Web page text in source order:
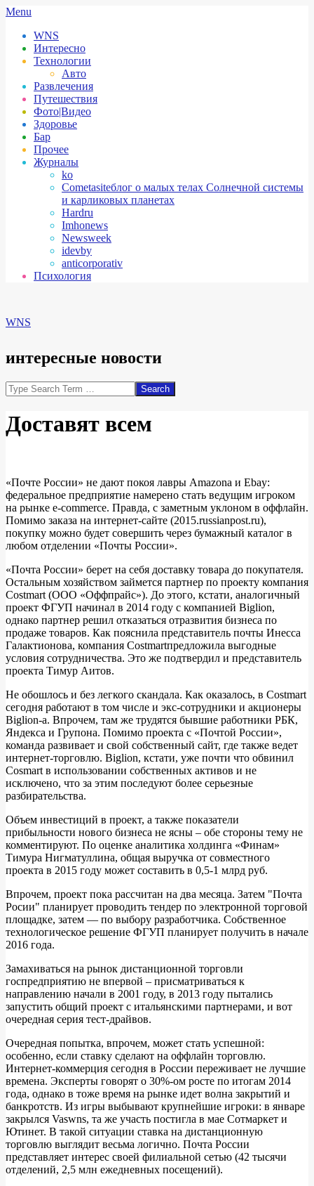
Skip
content
Secondary
Menu
Menu
WNS
Интересно
Технологии
Авто
Развлечения
Путешествия
Фото|Видео
Здоровье
Бар
Прочее
Журналы
ko
Cometasiteблог о малых телах Солнечной системы
и карликовых планетах
Hardru
Imhonews
Newsweek
idevby
anticorporativ
Психология
WNS
интересные новости
Search
Доставят всем
«Почте России» не дают покоя лавры Amazona и Ebay:
федеральное предприятие намерено стать ведущим игроком
на рынке e-commerce. Правда, с заметным уклоном в оффлайн.
Помимо заказа на интернет-сайте (2015.russianpost.ru),
покупку можно будет совершить через бумажный каталог в
любом отделении «Почты России».
«Почта России» берет на себя доставку товара до покупателя.
Остальным хозяйством займется партнер по проекту компания
Costmart (ООО «Оффпрайс»). До этого, кстати, аналогичный
проект ФГУП начинал в 2014 году с компанией Biglion,
однако партнер решил отказаться отразвития бизнеса по
продаже товаров. Как пояснила представитель почты Инесса
Галактионова, компания Costmartпредложила выгодные
условия сотрудничества. Это же подтвердил и представитель
проекта Тимур Аитов.
Не обошлось и без легкого скандала. Как оказалось, в Costmart
сегодня работают в том числе и экс-сотрудники и акционеры
Biglion-а. Впрочем, там же трудятся бывшие работники РБК,
Яндекса и Групона. Помимо проекта с «Почтой России»,
команда развивает и свой собственный сайт, где также ведет
интернет-торговлю. Biglion, кстати, уже почти что обвинил
Cosmart в использовании собственных активов и не
исключено, что за этим последуют более серьезные
разбирательства.
Объем инвестиций в проект, а также показатели
прибыльности нового бизнеса не ясны – обе стороны тему не
комментируют. По оценке аналитика холдинга «Финам»
Тимура Нигматуллина, общая выручка от совместного
проекта в 2015 году может составить в 0,5-1 млрд руб.
Впрочем, проект пока рассчитан на два месяца. Затем "Почта
Росии" планирует проводить тендер по электронной торговой
площадке, затем — по выбору разработчика. Собственное
технологическое решение ФГУП планирует получить в начале
2016 года.
Замахиваться на рынок дистанционной торговли
госпредприятию не впервой – присматриваться к
направлению начали в 2001 году, в 2013 году пытались
запустить общий проект с итальянскими партнерами, и вот
очередная серия тест-драйвов.
Очередная попытка, впрочем, может стать успешной:
особенно, если ставку сделают на оффлайн торговлю.
Интернет-коммерция сегодня в России переживает не лучшие
времена. Эксперты говорят о 30%-ом росте по итогам 2014
года, однако в тоже время на рынке идет волна закрытий и
банкротств. Из игры выбывают крупнейшие игроки: в январе
закрылся Vaswns, та же участь постигла в мае Сотмаркет и
Ютинет. В такой ситуации ставка на дистанционную
торговлю выглядит весьма логично. Почта России
представляет интерес своей филиальной сетью (42 тысячи
отделений, 2,5 млн ежедневных посещений).